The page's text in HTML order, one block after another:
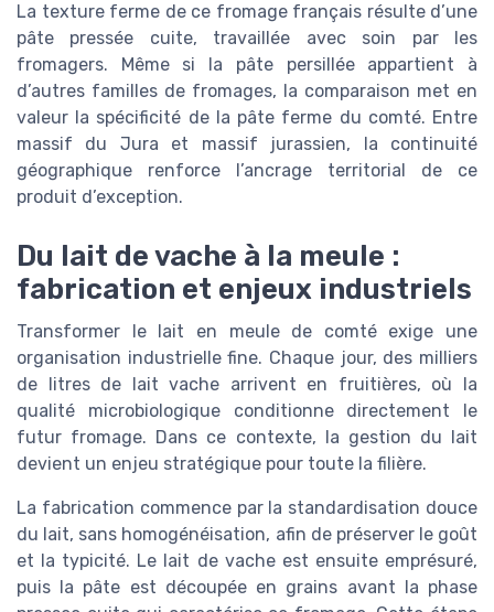
La texture ferme de ce fromage français résulte d’une
pâte pressée cuite, travaillée avec soin par les
fromagers. Même si la pâte persillée appartient à
d’autres familles de fromages, la comparaison met en
valeur la spécificité de la pâte ferme du comté. Entre
massif du Jura et massif jurassien, la continuité
géographique renforce l’ancrage territorial de ce
produit d’exception.
Du lait de vache à la meule :
fabrication et enjeux industriels
Transformer le lait en meule de comté exige une
organisation industrielle fine. Chaque jour, des milliers
de litres de lait vache arrivent en fruitières, où la
qualité microbiologique conditionne directement le
futur fromage. Dans ce contexte, la gestion du lait
devient un enjeu stratégique pour toute la filière.
La fabrication commence par la standardisation douce
du lait, sans homogénéisation, afin de préserver le goût
et la typicité. Le lait de vache est ensuite emprésuré,
puis la pâte est découpée en grains avant la phase